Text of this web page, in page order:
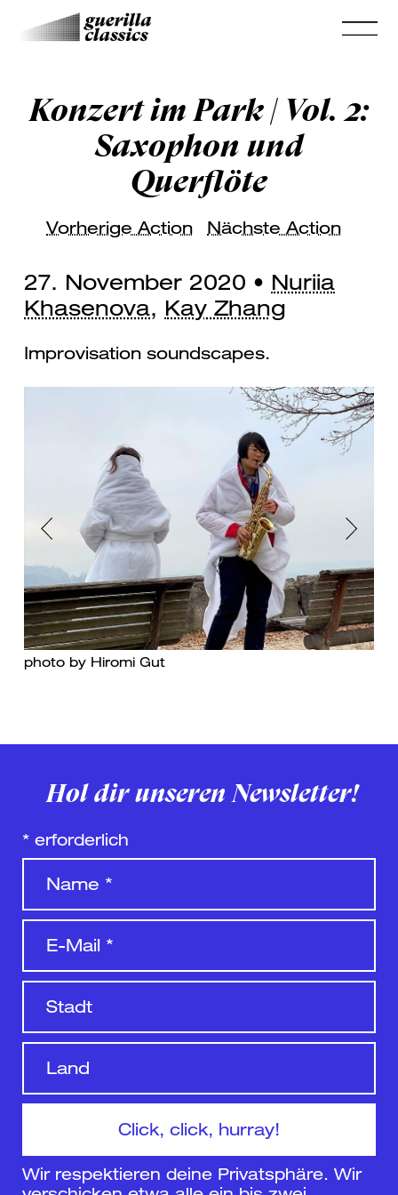
Konzert im Park | Vol. 2:
Saxophon und
Querflöte
Vorherige Action Nächste Action
photo by Hiromi Gut
Previous Next
27. November 2020 • Nuriia
Khasenova, Kay Zhang
Improvisation soundscapes.
Hol dir unseren Newsletter!
* erforderlich
Wir respektieren deine Privatsphäre. Wir